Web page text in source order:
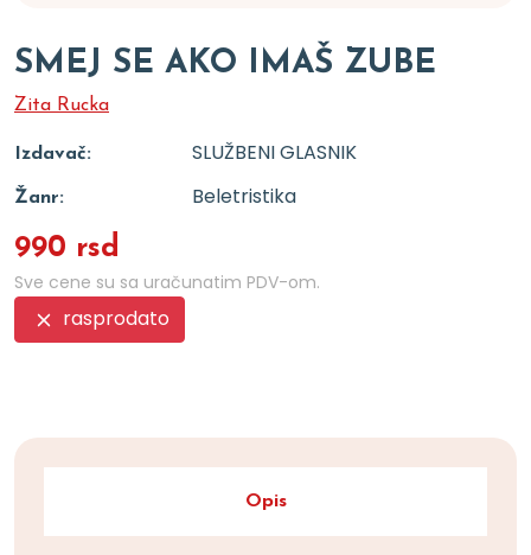
SMEJ SE AKO IMAŠ ZUBE
Zita Rucka
Izdavač: SLUŽBENI GLASNIK
Žanr: Beletristika
990 rsd
Sve cene su sa uračunatim PDV-om.
rasprodato
Opis